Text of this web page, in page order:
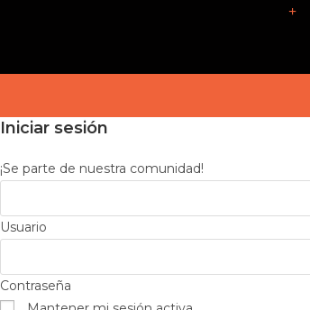
Iniciar sesión
¡Se parte de nuestra comunidad!
Usuario
Contraseña